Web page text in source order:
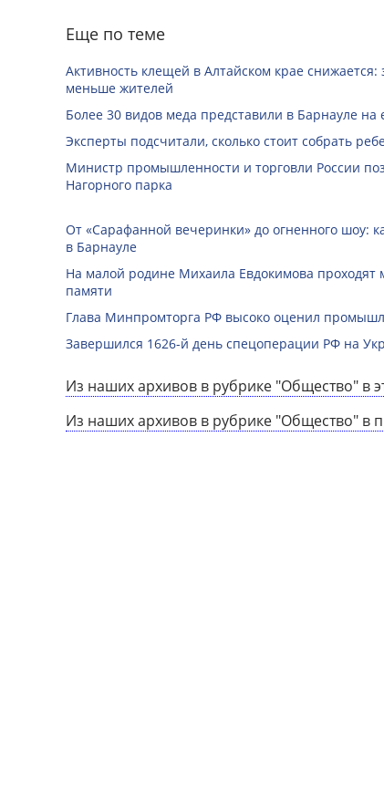
Еще по теме
Активность клещей в Алтайском крае
меньше жителей
Более 30 видов меда представили в Барнауле на
Эксперты подсчитали, сколько стоит собрать
Министр промышленности и торговли России
Нагорного парка
От «Сарафанной вечеринки» до огненного шоу:
в Барнауле
На малой родине Михаила Евдокимова
памяти
Глава Минпромторга РФ высоко оценил
Завершился 1626-й день спецоперации РФ на
Из наших архивов в рубрике "Общество" в
Из наших архивов в рубрике "Общество" в